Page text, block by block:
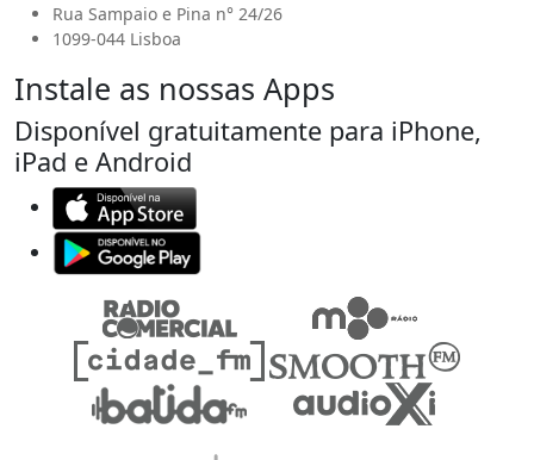
Rua Sampaio e Pina n° 24/26
1099-044 Lisboa
Instale as nossas Apps
Disponível gratuitamente para iPhone,
iPad e Android